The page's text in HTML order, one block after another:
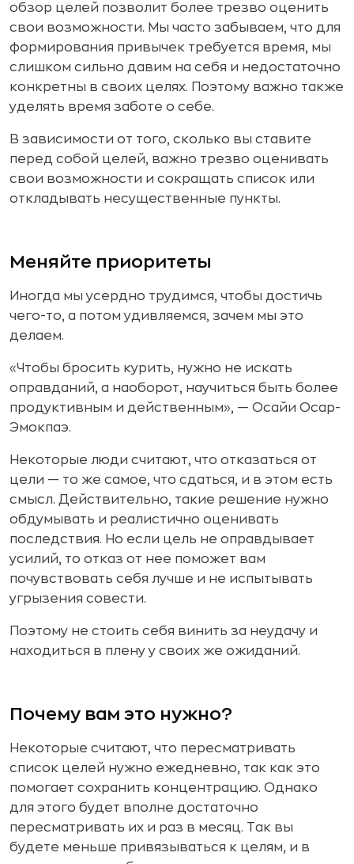
обзор целей позволит более трезво оценить
свои возможности. Мы часто забываем, что для
формирования привычек требуется время, мы
слишком сильно давим на себя и недостаточно
конкретны в своих целях. Поэтому важно также
уделять время заботе о себе.
В зависимости от того, сколько вы ставите
перед собой целей, важно трезво оценивать
свои возможности и сокращать список или
откладывать несущественные пункты.
Меняйте приоритеты
Иногда мы усердно трудимся, чтобы достичь
чего-то, а потом удивляемся, зачем мы это
делаем.
«Чтобы бросить курить, нужно не искать
оправданий, а наоборот, научиться быть более
продуктивным и действенным», — Осайи Осар-
Эмокпаэ.
Некоторые люди считают, что отказаться от
цели — то же самое, что сдаться, и в этом есть
смысл. Действительно, такие решение нужно
обдумывать и реалистично оценивать
последствия. Но если цель не оправдывает
усилий, то отказ от нее поможет вам
почувствовать себя лучше и не испытывать
угрызения совести.
Поэтому не стоить себя винить за неудачу и
находиться в плену у своих же ожиданий.
Почему вам это нужно?
Некоторые считают, что пересматривать
список целей нужно ежедневно, так как это
помогает сохранить концентрацию. Однако
для этого будет вполне достаточно
пересматривать их и раз в месяц. Так вы
будете меньше привязываться к целям, и в